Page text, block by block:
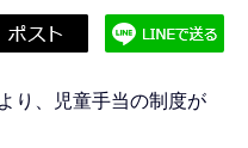
り、児童手当の制度が